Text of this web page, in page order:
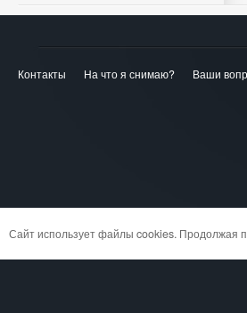
Контакты На что я снимаю? Ваши
Сайт использует файлы cookies. Продолжая